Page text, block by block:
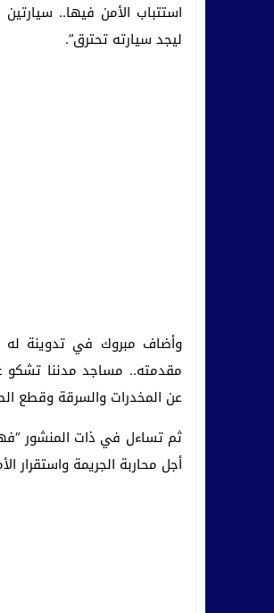
ليجد سيارته تحترق”.
وأضاف مبروك في تدوينة
مقدمته.. مساجد مدننا تشكو
عن المخدرات والسرقة وقطع
ثم تساءل في ذات المنشور
أجل محاربة الجريمة واستقرار